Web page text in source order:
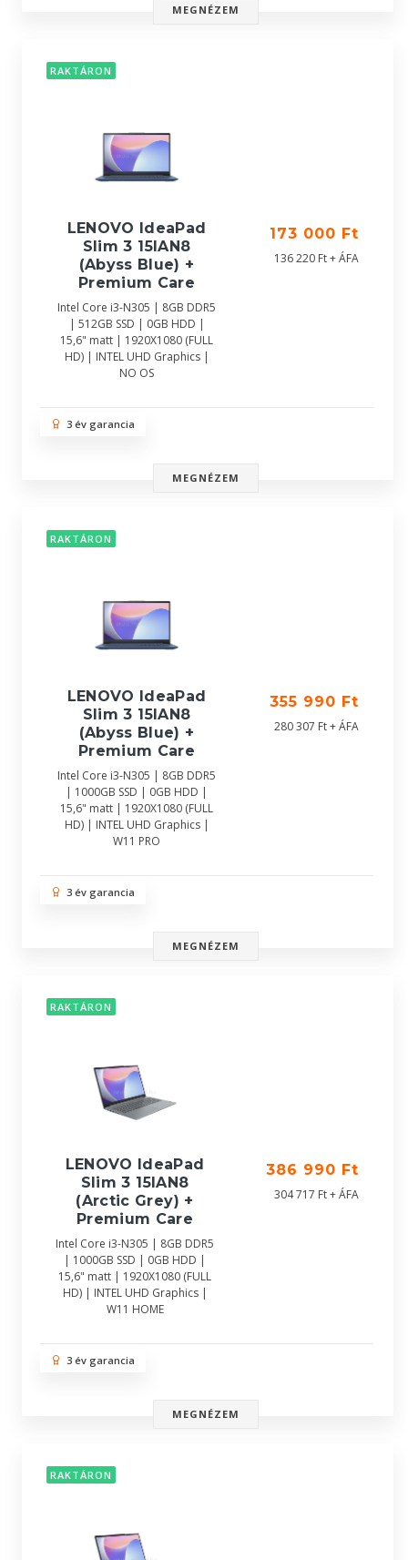
MEGNÉZEM
RAKTÁRON
LENOVO IdeaPad
Slim 3 15IAN8
(Abyss Blue) +
Premium Care
Intel Core i3-N305 | 8GB DDR5
| 512GB SSD | 0GB HDD |
15,6" matt | 1920X1080 (FULL
HD) | INTEL UHD Graphics |
NO OS
173 000 Ft
136 220 Ft + ÁFA
3 év garancia
MEGNÉZEM
RAKTÁRON
LENOVO IdeaPad
Slim 3 15IAN8
(Abyss Blue) +
Premium Care
Intel Core i3-N305 | 8GB DDR5
| 1000GB SSD | 0GB HDD |
15,6" matt | 1920X1080 (FULL
HD) | INTEL UHD Graphics |
W11 PRO
355 990 Ft
280 307 Ft + ÁFA
3 év garancia
MEGNÉZEM
RAKTÁRON
LENOVO IdeaPad
Slim 3 15IAN8
(Arctic Grey) +
Premium Care
Intel Core i3-N305 | 8GB DDR5
| 1000GB SSD | 0GB HDD |
15,6" matt | 1920X1080 (FULL
HD) | INTEL UHD Graphics |
W11 HOME
386 990 Ft
304 717 Ft + ÁFA
3 év garancia
MEGNÉZEM
RAKTÁRON